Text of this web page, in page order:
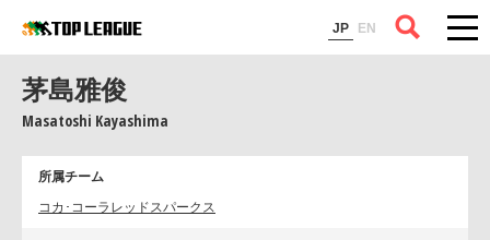
JP EN
コラム
茅島雅俊
Masatoshi Kayashima
所属チーム
コカ･コーラレッドスパークス